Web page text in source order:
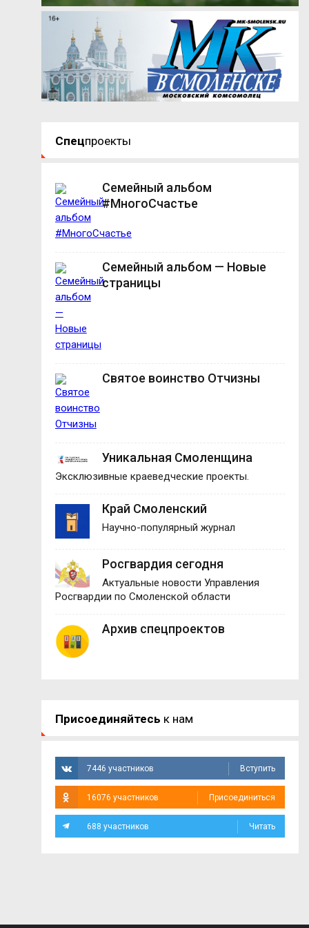
Спецпроекты
Семейный альбом
#МногоСчастье
Семейный альбом — Новые
страницы
Святое воинство Отчизны
Уникальная Смоленщина
Эксклюзивные краеведческие проекты.
Край Смоленский
Научно-популярный журнал
Росгвардия сегодня
Актуальные новости Управления
Росгвардии по Смоленской области
Архив спецпроектов
Присоединяйтесь к нам
7446 участников Вступить
16076 участников Присоединиться
688 участников Читать